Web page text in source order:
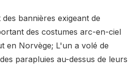
bannières exigeant de
des costumes arc-en-ciel
en Norvège; L'un a volé de
parapluies au-dessus de leurs